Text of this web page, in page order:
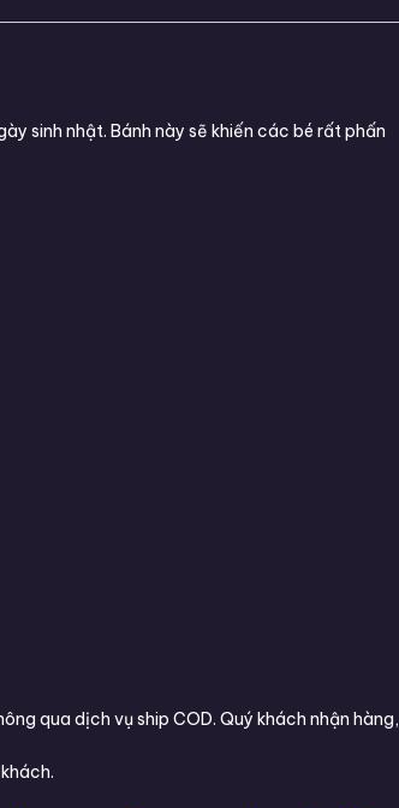
sinh nhật. Bánh này sẽ khiến các bé rất phấn
qua dịch vụ ship COD. Quý khách nhận hàng,